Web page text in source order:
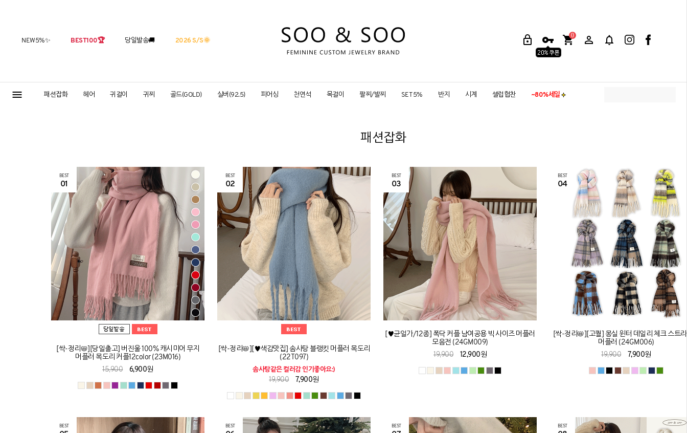
NEW5%✨ BEST100🏆 당일발송🚚 2026 S/S🌞
0
패션잡화 헤어 귀걸이 귀찌 골드(GOLD) 실버(92.5) 피어싱 천연석 목걸이 팔찌/발찌 SET 5% 반지 시계 셀럽협찬 ~80%세일
패션잡화
BEST
01
[싹-정리📛][당일출고] 버진울 100% 캐시미어 무지
머플러 목도리 커플12color (23M016)
15,900
6,900원
BEST
02
[싹-정리📛][♥색감맛집] 솜사탕 블랭킷 머플러 목도리
(22T097)
솜사탕같은 컬러감 인기좋아요:)
19,900 7,900원
BEST
03
[♥균일가/12종] 폭닥 커플 남여공용 빅 사이즈 머플러
모음전 (24GM009)
19,900
12,900원
BEST
04
[싹-정리📛][고퀄] 몽실 윈터 데일리 체크 스트
머플러 (24GM006)
19,900
7,900원
BEST BEST BEST BEST